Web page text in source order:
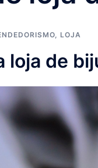
, LOJA
loja de